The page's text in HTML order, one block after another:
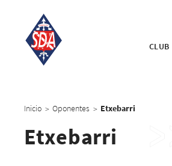
CLUB
Inicio > Oponentes > Etxebarri
Etxebarri